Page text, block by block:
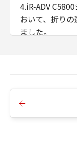
4.iR-ADV
おいて、折り
ました。
ーフォールディ
対応しました。